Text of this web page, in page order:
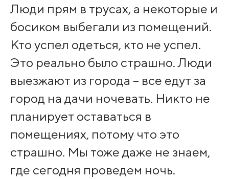
Люди прям в трусах, а некоторые и
босиком выбегали из помещений.
Кто успел одеться, кто не успел.
Это реально было страшно. Люди
выезжают из города – все едут за
город на дачи ночевать. Никто не
планирует оставаться в
помещениях, потому что это
страшно. Мы тоже даже не знаем,
где сегодня проведем ночь.